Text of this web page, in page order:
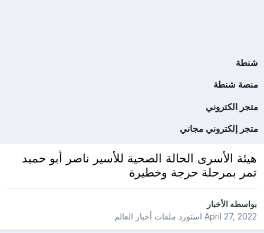
شنطة
منصة شنطة
متجر الكتروني
متجر إلكتروني مجاني
هيئة الأسرى الحالة الصحية للأسير ناصر أبو حميد
تمر بمرحلة حرجة وخطيرة
بواسطهالأخبار
April 27, 2022استورد ملفات أخبار العالم